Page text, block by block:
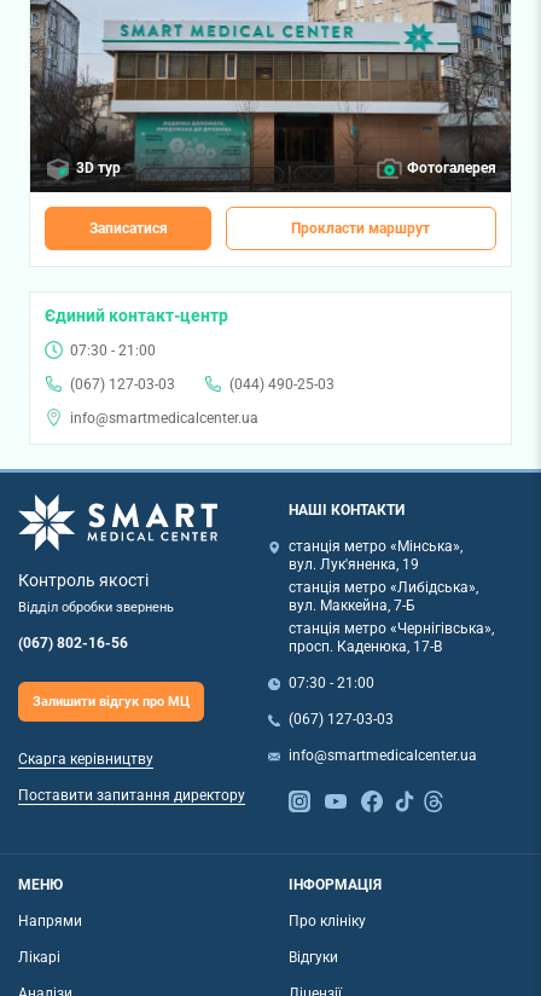
3D тур Фотогалерея
Записатися Прокласти маршрут
Єдиний контакт-центр
07:30 - 21:00
(067) 127-03-03
(044) 490-25-03
info@smartmedicalcenter.ua
Контроль якості
Відділ обробки звернень
(067) 802-16-56
Залишити відгук про МЦ
Скарга керівництву
Поставити запитання директору
НАШІ КОНТАКТИ
станція метро «Мінська»,
вул. Лук'яненка, 19
станція метро «Либідська»,
вул. Маккейна, 7-Б
станція метро «Чернігівська»,
просп. Каденюка, 17-В
07:30 - 21:00
(067) 127-03-03
info@smartmedicalcenter.ua
МЕНЮ
Напрями
Лікарі
ІНФОРМАЦІЯ
Про клініку
Відгуки